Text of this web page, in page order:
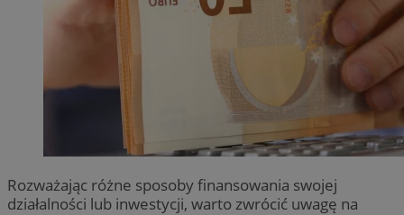
Rozważając różne sposoby finansowania swojej
działalności lub inwestycji, warto zwrócić uwagę na